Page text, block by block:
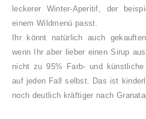
leckerer Winter-Aperitif, der
einem Wildmenü passt.
Ihr könnt natürlich auch
wenn Ihr aber lieber einen Sirup
nicht zu 95% Farb- und
auf jeden Fall selbst. Das ist
noch deutlich kräftiger nach